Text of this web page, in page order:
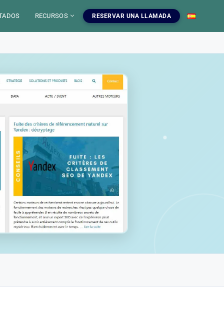
servicios SEO
SEO, auditorias,
web y estrategia de
Ver nuestros servicios
RECURSOS
SEO
gratuitas, blog y
el SEO.
las herramientas
RESERVAR UNA LLAMADA